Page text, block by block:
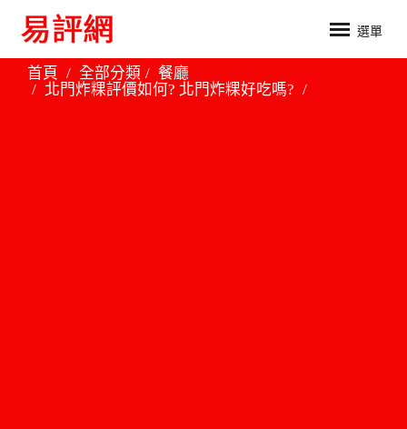
選單
首頁 全部分類
餐廳
北門炸粿評價如何? 北門炸粿好吃嗎?